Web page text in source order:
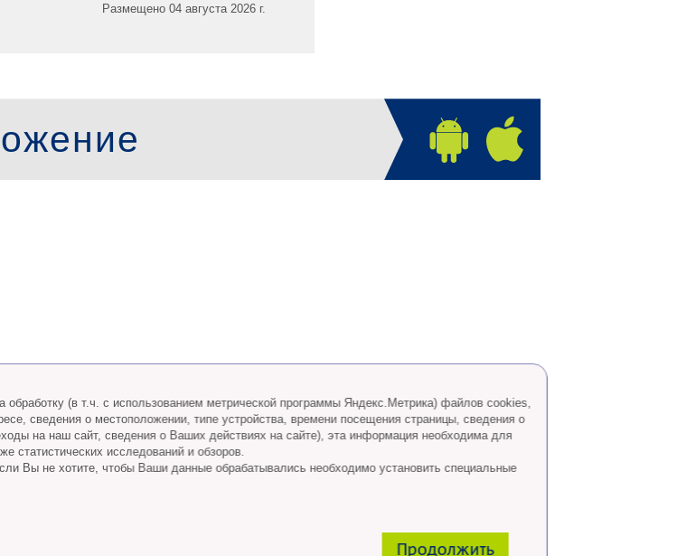
Размещено 04 августа 2026 г.
(в т.ч. с использованием метрической программы Яндекс.Метрика) файлов cookies,
сведения о местоположении, типе устройства, времени посещения страницы, сведения о
на наш сайт, сведения о Ваших действиях на сайте), эта информация необходима для
статистических исследований и обзоров.
Вы не хотите, чтобы Ваши данные обрабатывались необходимо установить специальные
Продолжить